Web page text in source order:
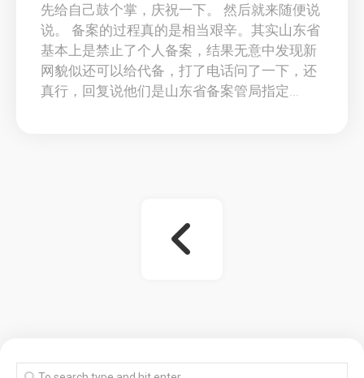
先给自己鼓个掌，庆祝一下。 然后就来随便说
说。 备案的过程真的是相当艰辛。其实山东省
基本上是禁止了个人备案，结果无意中发现新
网貌似还可以给代备，打了电话问了一下，还
真行，回复说他们是山东省备案管局指定...